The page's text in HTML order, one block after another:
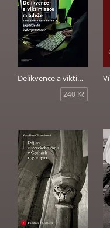
Delikvence a viktimizace mládeže
240 Kč